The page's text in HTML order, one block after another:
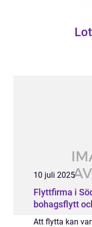
10 juli 2025
Flyttfirma i
bohagsflytt
Att flytta kan